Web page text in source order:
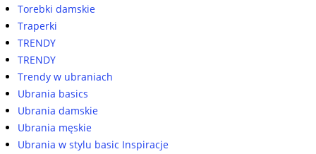
Torebki damskie
Traperki
TRENDY
TRENDY
Trendy w ubraniach
Ubrania basics
Ubrania damskie
Ubrania męskie
Ubrania w stylu basic Inspiracje